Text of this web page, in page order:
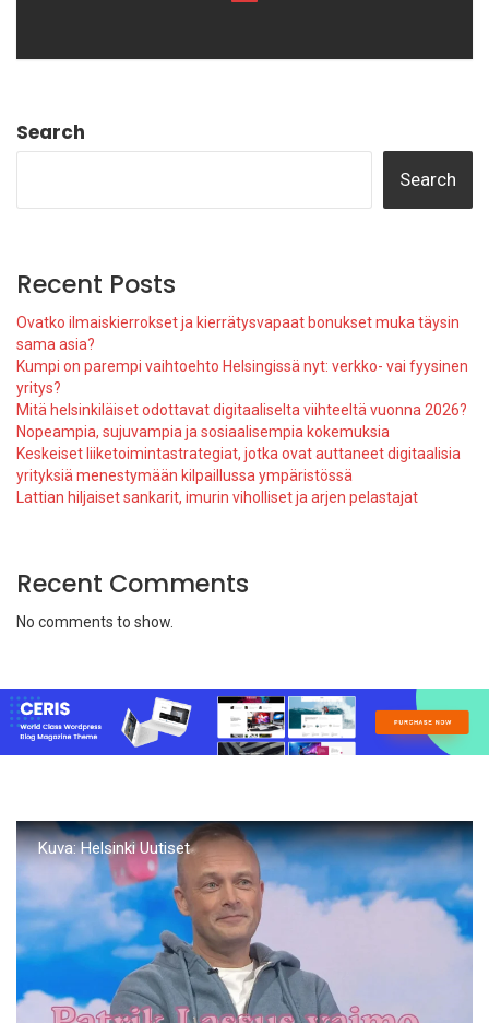
Search
Search
Recent Posts
Ovatko ilmaiskierrokset ja kierrätysvapaat bonukset muka täysin
sama asia?
Kumpi on parempi vaihtoehto Helsingissä nyt: verkko- vai fyysinen
yritys?
Mitä helsinkiläiset odottavat digitaaliselta viihteeltä vuonna 2026?
Nopeampia, sujuvampia ja sosiaalisempia kokemuksia
Keskeiset liiketoimintastrategiat, jotka ovat auttaneet digitaalisia
yrityksiä menestymään kilpaillussa ympäristössä
Lattian hiljaiset sankarit, imurin viholliset ja arjen pelastajat
Recent Comments
No comments to show.
Kuva: Helsinki Uutiset